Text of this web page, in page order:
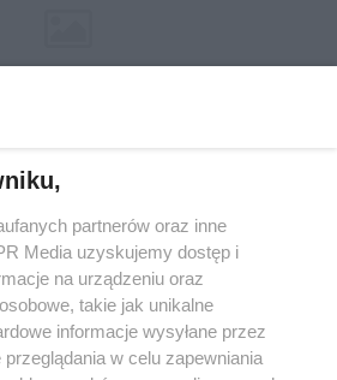
w serwisie nie może być powielany i
rozpowszechniany w jakikolwiek sposób (w
mechaniczny) na jakimkolwiek polu
formie, włącznie z umieszczaniem w Internecie
praw. Jakiekolwiek użycie lub
lub w części z naruszeniem prawa, tzn.
pod groźbą kary i może być ścigane
partnerów oraz inne
Media uzyskujemy dostęp i
na urządzeniu oraz
takie jak unikalne
informacje wysyłane przez
w celu zapewniania